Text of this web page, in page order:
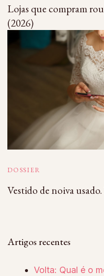
Lojas que compram
(2026)
DOSSIER
Vestido de noiva
Artigos recentes
Volta: Qual é o